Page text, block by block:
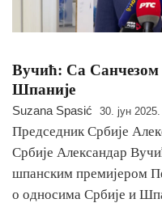
Вучић: Са Санчезом
Шпаније
Suzana Spasić 30. јун 2025.
Председник Србије
Србије Александар
шпанским премијером
о односима Србије и